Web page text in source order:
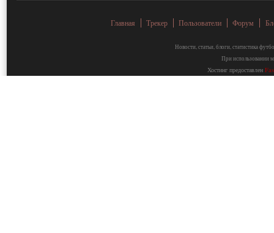
Главная Трекер Пользователи Форум
Новости, статьи, блоги, статистика
При использовании
Хостинг предоставлен